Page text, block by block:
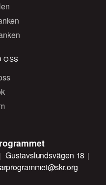
OSS
Gustavslundsvägen 18